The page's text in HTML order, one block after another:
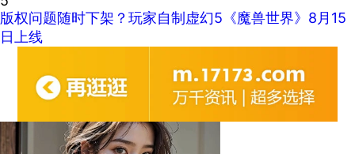
版权问题随时下架？玩家自制虚幻5《魔兽世界》8月15
日上线